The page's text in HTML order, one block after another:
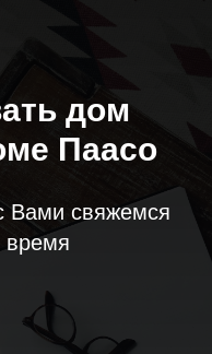
дом
Паасо
Вами свяжемся
время